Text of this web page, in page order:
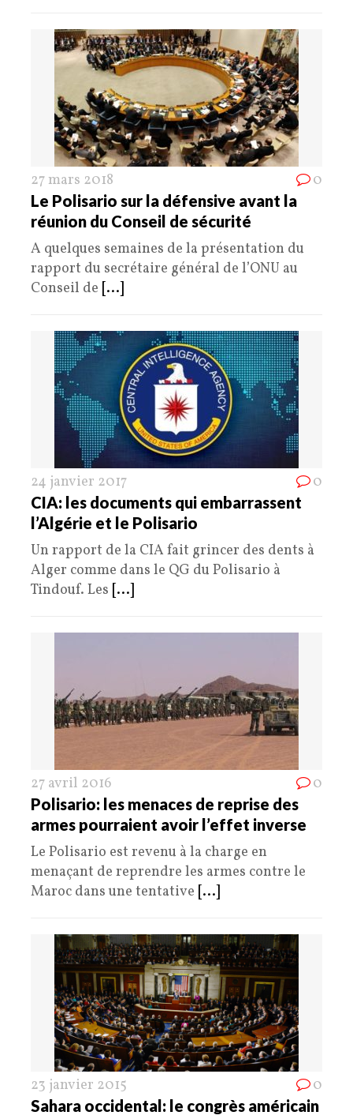
27 mars 2018 0
Le Polisario sur la défensive avant la
réunion du Conseil de sécurité
A quelques semaines de la présentation du
rapport du secrétaire général de l’ONU au
Conseil de [...]
24 janvier 2017 0
CIA: les documents qui embarrassent
l’Algérie et le Polisario
Un rapport de la CIA fait grincer des dents à
Alger comme dans le QG du Polisario à
Tindouf. Les [...]
27 avril 2016 0
Polisario: les menaces de reprise des
armes pourraient avoir l’effet inverse
Le Polisario est revenu à la charge en
menaçant de reprendre les armes contre le
Maroc dans une tentative [...]
23 janvier 2015 0
Sahara occidental: le congrès américain